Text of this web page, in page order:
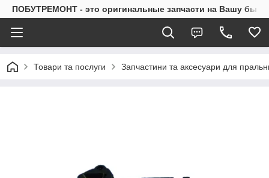
ПОБУТРЕМОНТ - это оригинальные запчасти на Вашу
Товари та послуги Запчастини та аксесуари для